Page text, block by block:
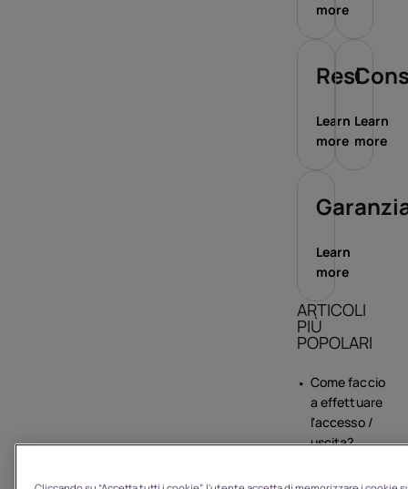
more
Resi
Learn
more
Learn
more
Learn
more
ARTICOLI
PIÙ
POPOLARI
Come faccio
a effettuare
l'accesso /
uscita?